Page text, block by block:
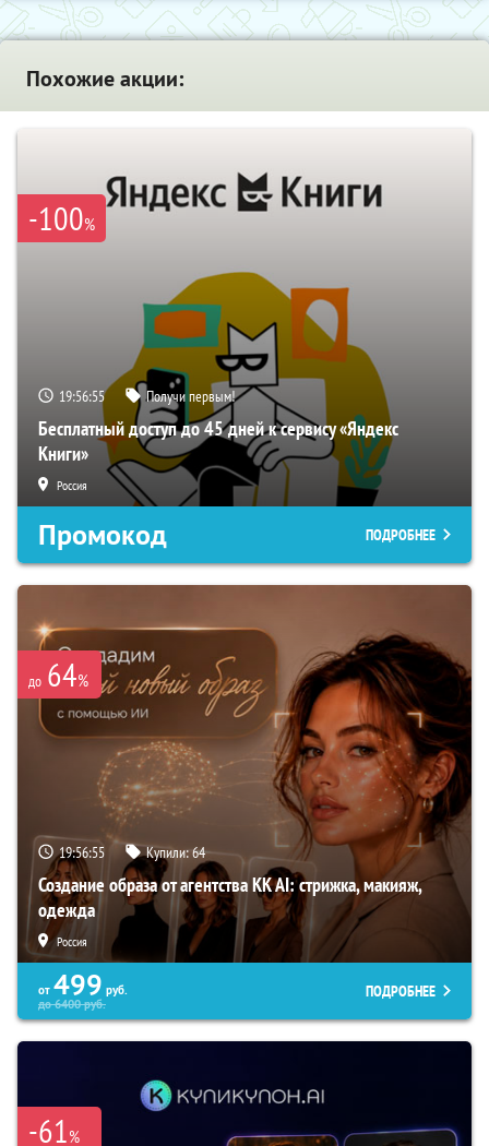
Похожие акции:
-100%
19:56:54 Получи первым!
Бесплатный доступ до 45 дней к сервису «Яндекс
Книги»
Россия
Промокод ПОДРОБНЕЕ
до 64%
19:56:54 Купили:64
Создание образа от агентства KK AI: стрижка, макияж,
одежда
Россия
от 499 руб.
до6400руб.
ПОДРОБНЕЕ
-61%